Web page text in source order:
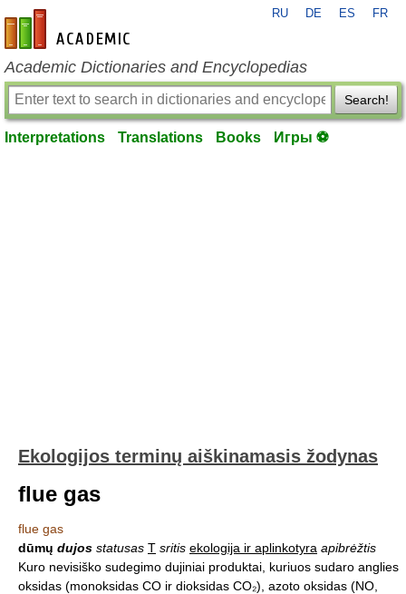
en-academic.com
RU DE ES FR
Academic Dictionaries and Encyclopedias
Search!
Interpretations Translations Books Игры ⚽
Ekologijos terminų aiškinamasis žodynas
flue gas
flue gas
dūmų dujos statusas T sritis ekologija ir aplinkotyra apibrėžtis
Kuro nevisiško sudegimo dujiniai produktai, kuriuos sudaro anglies
oksidas (monoksidas CO ir dioksidas CO₂), azoto oksidas (NO,